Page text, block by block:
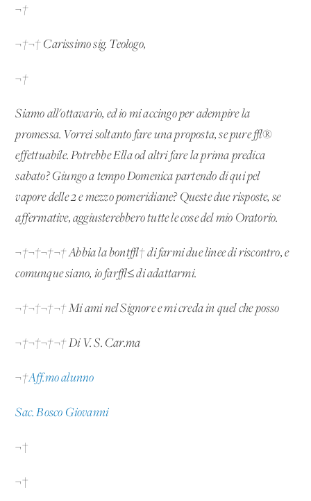
¬†
¬†¬† Carissimo sig. Teologo,
¬†
Siamo all'ottavario, ed io mi accingo per adempire la
promessa. Vorrei soltanto fare una proposta, se pure √®
effettuabile. Potrebbe Ella od altri fare la prima predica
sabato? Giungo a tempo Domenica partendo di qui pel
vapore delle 2 e mezzo pomeridiane? Queste due risposte, se
affermative, aggiusterebbero tutte le cose del mio Oratorio.
¬†¬†¬†¬† Abbia la bont√† di farmi due linee di riscontro, e
comunque siano, io far√≤ di adattarmi.
¬†¬†¬†¬† Mi ami nel Signore e mi creda in quel che posso
¬†¬†¬†¬† Di V. S. Car.ma
¬†Aff.mo alunno
Sac. Bosco Giovanni
¬†
¬†